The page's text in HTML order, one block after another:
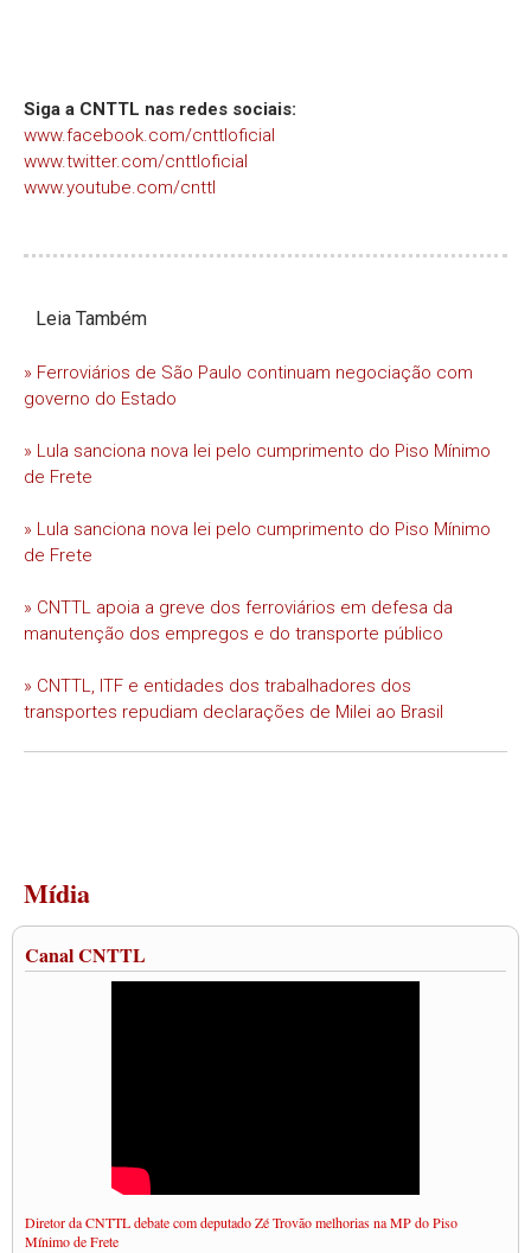
Siga a CNTTL nas redes sociais:
www.facebook.com/cnttloficial
www.twitter.com/cnttloficial
www.youtube.com/cnttl
Leia Também
» Ferroviários de São Paulo continuam negociação com
governo do Estado
» Lula sanciona nova lei pelo cumprimento do Piso Mínimo
de Frete
» Lula sanciona nova lei pelo cumprimento do Piso Mínimo
de Frete
» CNTTL apoia a greve dos ferroviários em defesa da
manutenção dos empregos e do transporte público
» CNTTL, ITF e entidades dos trabalhadores dos
transportes repudiam declarações de Milei ao Brasil
Mídia
Canal CNTTL
Diretor da CNTTL debate com deputado Zé Trovão melhorias na MP do Piso
Mínimo de Frete